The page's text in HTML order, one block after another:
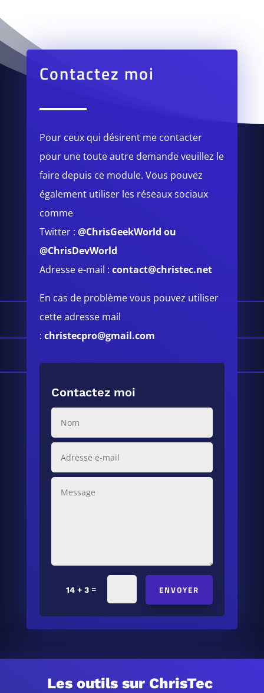
Contactez moi
Pour ceux qui désirent me contacter
pour une toute autre demande veuillez le
faire depuis ce module.Vous pouvez
également utiliser les réseaux sociaux
comme
Twitter :@ChrisGeekWorld ou
@ChrisDevWorld
Adresse e-mail :contact@christec.net
En cas de problème vous pouvez utiliser
cette adresse mail
:christecpro@gmail.com
Contactez moi
14 + 3= ENVOYER
Les outils sur ChrisTec